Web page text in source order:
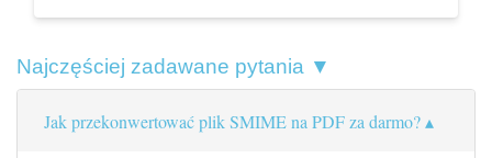
Najczęściej zadawane pytania ▼
Jak przekonwertować plik SMIME na PDF za darmo?